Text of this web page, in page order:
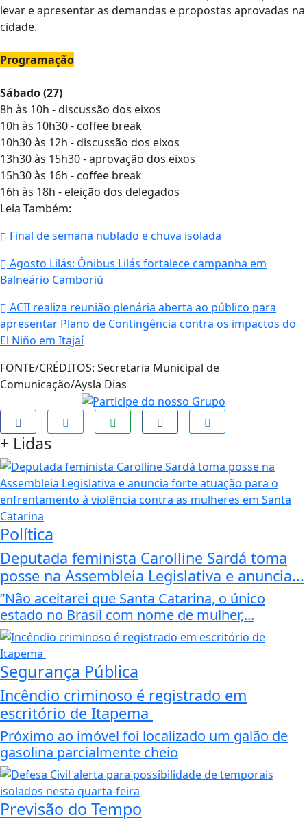
levar e apresentar as demandas e propostas aprovadas na
cidade.
Programação
Sábado (27)
8h às 10h - discussão dos eixos
10h às 10h30 - coffee break
10h30 às 12h - discussão dos eixos
13h30 às 15h30 - aprovação dos eixos
15h30 às 16h - coffee break
16h às 18h - eleição dos delegados
Leia Também:
Final de semana nublado e chuva isolada
Agosto Lilás: Ônibus Lilás fortalece campanha em
Balneário Camboriú
ACII realiza reunião plenária aberta ao público para
apresentar Plano de Contingência contra os impactos do
El Niño em Itajaí
FONTE/CRÉDITOS: Secretaria Municipal de
Comunicação/Aysla Dias
+ Lidas
Política
Deputada feminista Carolline Sardá toma
posse na Assembleia Legislativa e anuncia...
”Não aceitarei que Santa Catarina, o único
estado no Brasil com nome de mulher,...
Segurança Pública
Incêndio criminoso é registrado em
escritório de Itapema
Próximo ao imóvel foi localizado um galão de
gasolina parcialmente cheio
Previsão do Tempo